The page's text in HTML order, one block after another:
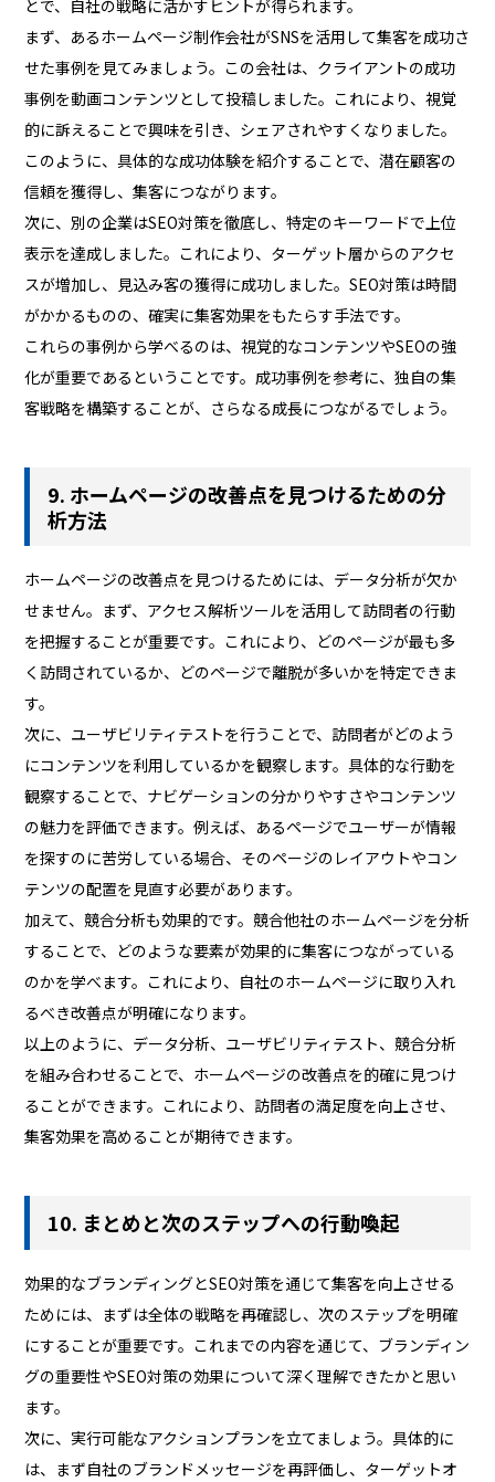
とで、自社の戦略に活かすヒントが得られます。
まず、あるホームページ制作会社がSNSを活用して集客を成功さ
せた事例を見てみましょう。この会社は、クライアントの成功
事例を動画コンテンツとして投稿しました。これにより、視覚
的に訴えることで興味を引き、シェアされやすくなりました。
このように、具体的な成功体験を紹介することで、潜在顧客の
信頼を獲得し、集客につながります。
次に、別の企業はSEO対策を徹底し、特定のキーワードで上位
表示を達成しました。これにより、ターゲット層からのアクセ
スが増加し、見込み客の獲得に成功しました。SEO対策は時間
がかかるものの、確実に集客効果をもたらす手法です。
これらの事例から学べるのは、視覚的なコンテンツやSEOの強
化が重要であるということです。成功事例を参考に、独自の集
客戦略を構築することが、さらなる成長につながるでしょう。
9. ホームページの改善点を見つけるための分
析方法
ホームページの改善点を見つけるためには、データ分析が欠か
せません。まず、アクセス解析ツールを活用して訪問者の行動
を把握することが重要です。これにより、どのページが最も多
く訪問されているか、どのページで離脱が多いかを特定できま
す。
次に、ユーザビリティテストを行うことで、訪問者がどのよう
にコンテンツを利用しているかを観察します。具体的な行動を
観察することで、ナビゲーションの分かりやすさやコンテンツ
の魅力を評価できます。例えば、あるページでユーザーが情報
を探すのに苦労している場合、そのページのレイアウトやコン
テンツの配置を見直す必要があります。
加えて、競合分析も効果的です。競合他社のホームページを分析
することで、どのような要素が効果的に集客につながっている
のかを学べます。これにより、自社のホームページに取り入れ
るべき改善点が明確になります。
以上のように、データ分析、ユーザビリティテスト、競合分析
を組み合わせることで、ホームページの改善点を的確に見つけ
ることができます。これにより、訪問者の満足度を向上させ、
集客効果を高めることが期待できます。
10. まとめと次のステップへの行動喚起
効果的なブランディングとSEO対策を通じて集客を向上させる
ためには、まずは全体の戦略を再確認し、次のステップを明確
にすることが重要です。これまでの内容を通じて、ブランディン
グの重要性やSEO対策の効果について深く理解できたかと思い
ます。
次に、実行可能なアクションプランを立てましょう。具体的に
は、まず自社のブランドメッセージを再評価し、ターゲットオ